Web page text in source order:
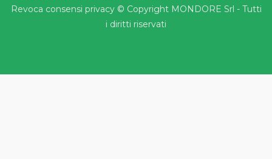
Revoca consensi privacy© Copyright MONDORE Srl - Tutti
i diritti riservati